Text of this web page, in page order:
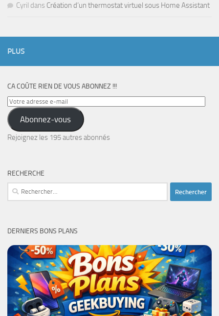
Cyril dans Création d’un thermostat virtuel sous Home Assistant
PLUS
CA COÛTE RIEN DE VOUS ABONNEZ !!!
Votre
adresse
e-
mail
Abonnez-vous
Rejoignez les 195 autres abonnés
RECHERCHE
Rechercher :
DERNIERS BONS PLANS